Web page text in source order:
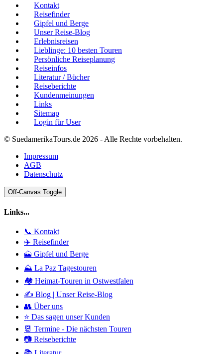
Kontakt
Reisefinder
Gipfel und Berge
Unser Reise-Blog
Erlebnisreisen
Lieblinge: 10 besten Touren
Persönliche Reiseplanung
Reiseinfos
Literatur / Bücher
Reiseberichte
Kundenmeinungen
Links
Sitemap
Login für User
© SuedamerikaTours.de 2026 - Alle Rechte vorbehalten.
Impressum
AGB
Datenschutz
Off-Canvas Toggle
Links...
📞 Kontakt
✈️ Reisefinder
🗻 Gipfel und Berge
⛰️ La Paz Tagestouren
🏘️ Heimat-Touren in Ostwestfalen
✍️ Blog | Unser Reise-Blog
👥 Über uns
⭐ Das sagen unser Kunden
📆 Termine - Die nächsten Touren
📷 Reiseberichte